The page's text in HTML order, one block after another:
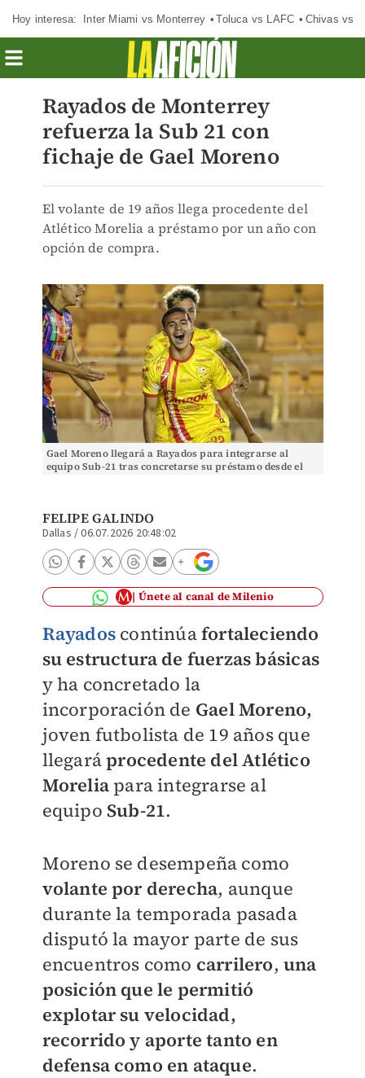
Hoy interesa: Inter Miami vs Monterrey Toluca vs LAFC Chivas vs
Rayados de Monterrey
refuerza la Sub 21 con
fichaje de Gael Moreno
El volante de 19 años llega procedente del
Atlético Morelia a préstamo por un año con
opción de compra.
Gael Moreno llegará a Rayados para integrarse al
equipo Sub-21 tras concretarse su préstamo desde el
FELIPE GALINDO
Dallas /06.07.2026 20:48:02
Únete al canal de Milenio
Rayadoscontinúafortaleciendo
su estructura de fuerzas básicas
y ha concretado la
incorporación de Gael Moreno,
joven futbolista de 19 años que
llegaráprocedente del Atlético
Moreliapara integrarse al
equipo Sub-21.
Moreno se desempeña como
volante por derecha, aunque
durante la temporada pasada
disputó la mayor parte de sus
encuentros como carrilero, una
posición que le permitió
explotar su velocidad,
recorrido y aporte tanto en
defensa como en ataque.